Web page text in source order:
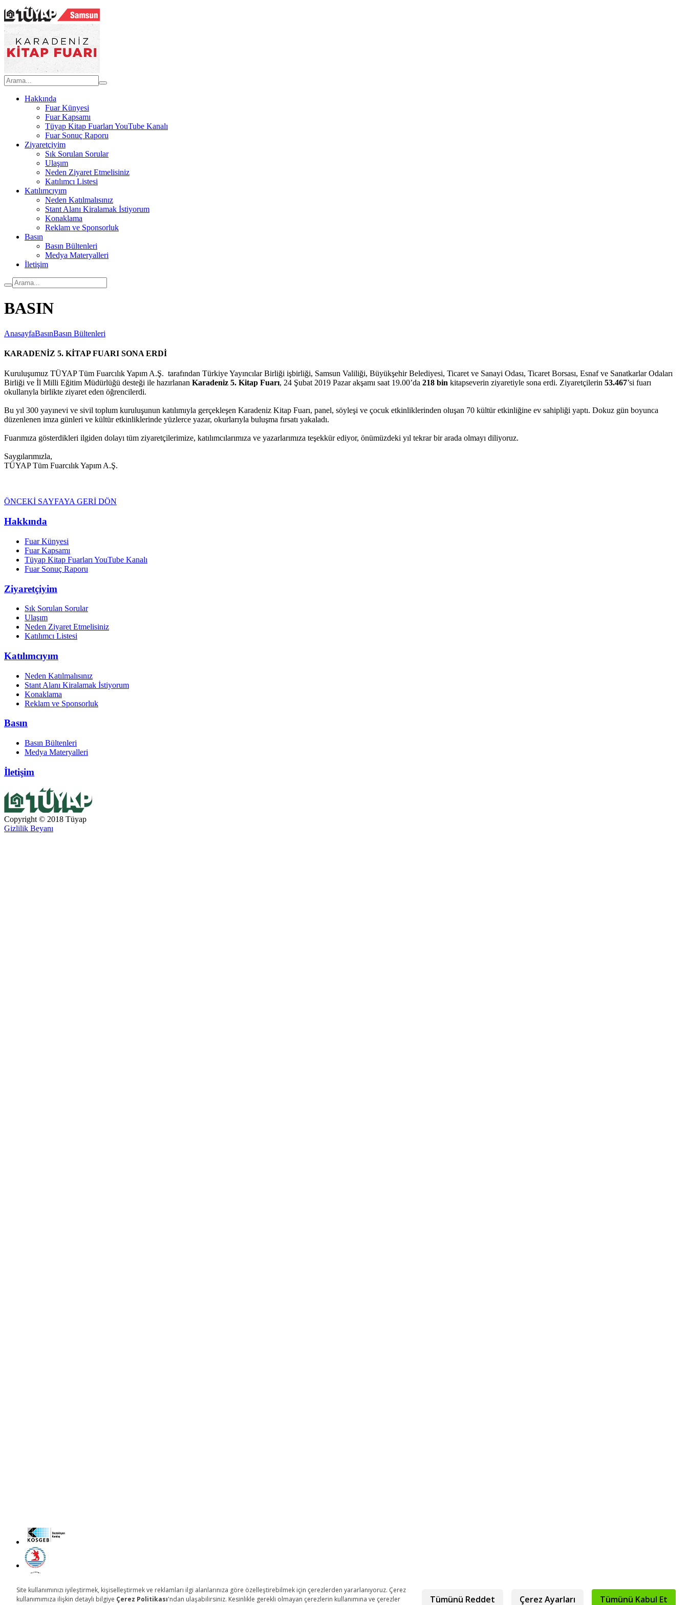
Hakkında
Fuar Künyesi
Fuar Kapsamı
Tüyap Kitap Fuarları YouTube Kanalı
Fuar Sonuç Raporu
Ziyaretçiyim
Sık Sorulan Sorular
Ulaşım
Neden Ziyaret Etmelisiniz
Katılımcı Listesi
Katılımcıyım
Neden Katılmalısınız
Stant Alanı Kiralamak İstiyorum
Konaklama
Reklam ve Sponsorluk
Basın
Basın Bültenleri
Medya Materyalleri
İletişim
BASIN
AnasayfaBasınBasın Bültenleri
KARADENİZ 5. KİTAP FUARI SONA ERDİ
Kuruluşumuz TÜYAP Tüm Fuarcılık Yapım A.Ş. tarafından Türkiye Yayıncılar Birliği işbirliği, Samsun Valiliği, Büyükşehir Belediyesi, Ticaret ve Sanayi Odası, Ticaret Borsası, Esnaf ve Sanatkarlar Odaları
Birliği ve İl Milli Eğitim Müdürlüğü desteği ile hazırlanan Karadeniz 5. Kitap Fuarı, 24 Şubat 2019 Pazar akşamı saat 19.00’da 218 bin kitapseverin ziyaretiyle sona erdi. Ziyaretçilerin 53.467’si fuarı
okullarıyla birlikte ziyaret eden öğrencilerdi.
Bu yıl 300 yayınevi ve sivil toplum kuruluşunun katılımıyla gerçekleşen Karadeniz Kitap Fuarı, panel, söyleşi ve çocuk etkinliklerinden oluşan 70 kültür etkinliğine ev sahipliği yaptı. Dokuz gün boyunca
düzenlenen imza günleri ve kültür etkinliklerinde yüzlerce yazar, okurlarıyla buluşma fırsatı yakaladı.
Fuarımıza gösterdikleri ilgiden dolayı tüm ziyaretçilerimize, katılımcılarımıza ve yazarlarımıza teşekkür ediyor, önümüzdeki yıl tekrar bir arada olmayı diliyoruz.
Saygılarımızla,
TÜYAP Tüm Fuarcılık Yapım A.Ş.
ÖNCEKİ SAYFAYA GERİ DÖN
Hakkında
Fuar Künyesi
Fuar Kapsamı
Tüyap Kitap Fuarları YouTube Kanalı
Fuar Sonuç Raporu
Ziyaretçiyim
Sık Sorulan Sorular
Ulaşım
Neden Ziyaret Etmelisiniz
Katılımcı Listesi
Katılımcıyım
Neden Katılmalısınız
Stant Alanı Kiralamak İstiyorum
Konaklama
Reklam ve Sponsorluk
Basın
Basın Bültenleri
Medya Materyalleri
İletişim
Copyright © 2018 Tüyap
Gizlilik Beyanı